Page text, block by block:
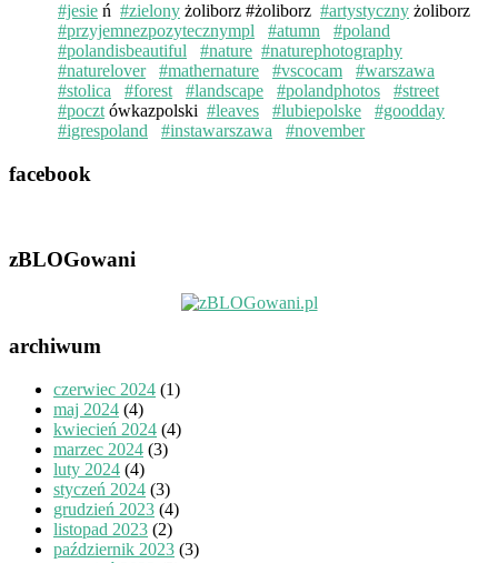
#jesie ń #zielony żoliborz #żoliborz #artystyczny żoliborz
#przyjemnezpozytecznympl
#atumn
#poland
#polandisbeautiful
#nature #naturephotography
#naturelover
#mathernature #vscocam
#warszawa
#stolica
#forest #landscape #polandphotos
#street
#poczt ówkazpolski #leaves #lubiepolske
#goodday
#igrespoland
#instawarszawa #november
facebook
zBLOGowani
archiwum
czerwiec 2024 (1)
maj 2024 (4)
kwiecień 2024 (4)
marzec 2024 (3)
luty 2024 (4)
styczeń 2024 (3)
grudzień 2023 (4)
listopad 2023 (2)
październik 2023 (3)